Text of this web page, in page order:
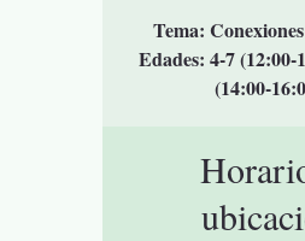
Tema:
Edades: 4-7 (12:00-
(14:00-